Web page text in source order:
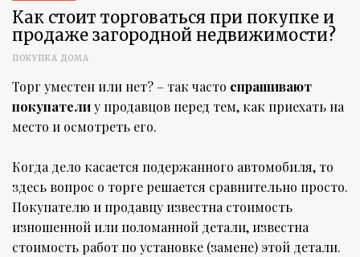
Как стоит торговаться при покупке и
продаже загородной недвижимости?
ПОКУПКА ДОМА
Торг уместен или нет? – так часто спрашивают
покупателиу продавцов перед тем, как приехать на
место и осмотреть его.
Когда дело касается подержанного автомобиля, то
здесь вопрос о торге решается сравнительно просто.
Покупателю и продавцу известна стоимость
изношенной или поломанной детали, известна
стоимость работ по установке (замене) этой детали.